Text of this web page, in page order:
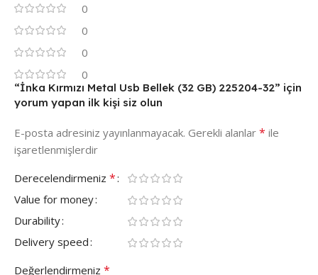
0
0
0
0
“İnka Kırmızı Metal Usb Bellek (32 GB) 225204-32” için
yorum yapan ilk kişi siz olun
E-posta adresiniz yayınlanmayacak. Gerekli alanlar * ile
işaretlenmişlerdir
Derecelendirmeniz *
Value for money
Durability
Delivery speed
Değerlendirmeniz *